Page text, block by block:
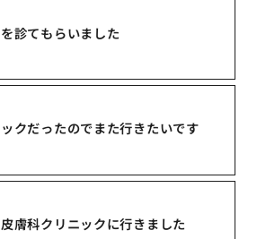
診てもらいました
クだったのでまた行きたいです
膚科クリニックに行きました